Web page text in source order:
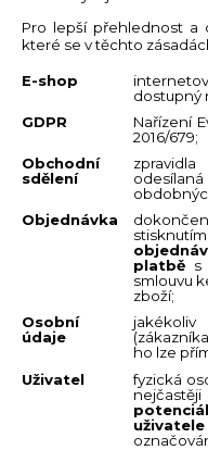
Pro lepší přehlednost a
které se v těchto
E-shop
dostupný
GDPR
Nařízení
2016/679;
Obchodní
sdělení
Objednávka
platbě s
smlouvu
zboží;
Osobní
údaje
ho lze
Uživatel
fyzická
uživatele
o
r
u
u
e
m
e
INTENSIVE
NAD+
1